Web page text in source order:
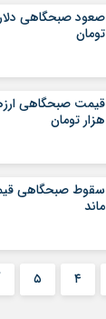
تومان
هزار تومان
سقوط صبحگاهی قیمت
ماند
۴ ۵